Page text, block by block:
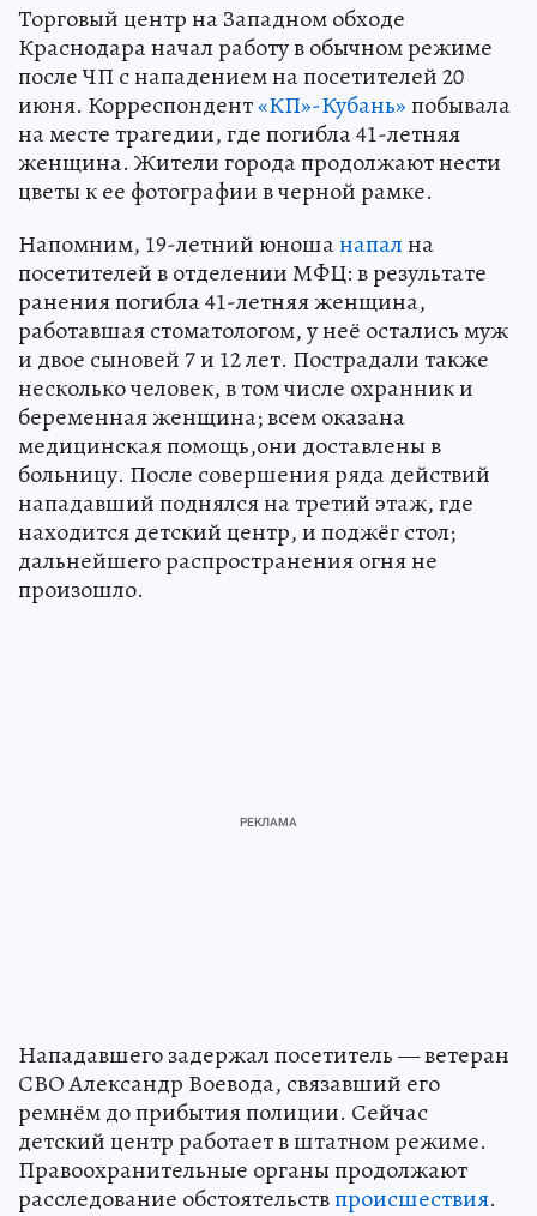
Торговый центр на Западном обходе
Краснодара начал работу в обычном режиме
после ЧП с нападением на посетителей 20
июня. Корреспондент«КП»-Кубань»побывала
на месте трагедии, где погибла 41-летняя
женщина. Жители города продолжают нести
цветы к ее фотографии в черной рамке.
Напомним, 19-летний юношанапална
посетителей в отделении МФЦ: в результате
ранения погибла 41-летняя женщина,
работавшая стоматологом, у неё остались муж
и двое сыновей 7 и 12 лет. Пострадали также
несколько человек, в том числе охранник и
беременная женщина; всем оказана
медицинская помощь,они доставлены в
больницу. После совершения ряда действий
нападавший поднялся на третий этаж, где
находится детский центр, и поджёг стол;
дальнейшего распространения огня не
произошло.
Нападавшего задержал посетитель — ветеран
СВО Александр Воевода, связавший его
ремнём до прибытия полиции. Сейчас
детский центр работает в штатном режиме.
Правоохранительные органы продолжают
расследование обстоятельствпроисшествия.